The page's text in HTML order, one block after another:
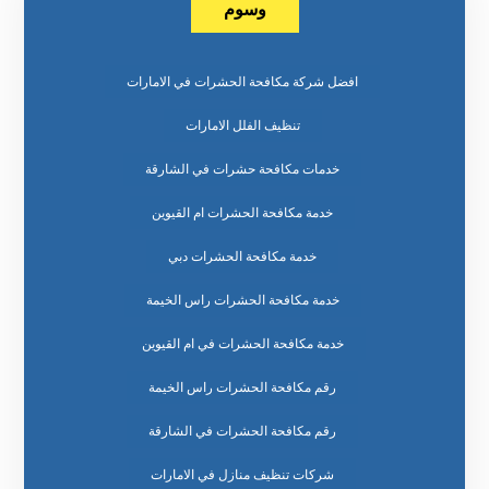
وسوم
افضل شركة مكافحة الحشرات في الامارات
تنظيف الفلل الامارات
خدمات مكافحة حشرات في الشارقة
خدمة مكافحة الحشرات ام القيوين
خدمة مكافحة الحشرات دبي
خدمة مكافحة الحشرات راس الخيمة
خدمة مكافحة الحشرات في ام القيوين
رقم مكافحة الحشرات راس الخيمة
رقم مكافحة الحشرات في الشارقة
شركات تنظيف منازل في الامارات